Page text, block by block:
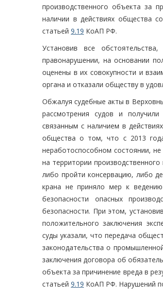
производственного объекта за
наличии в действиях общества
статьей 9.19 КоАП РФ.
Установив все
правонарушении, на основании
оценены в их совокупности и
органа и отказали обществу в
Обжалуя судебные акты в
рассмотрения судов и
связанным с наличием в
общества о том, что с 2013
неработоспособном состоянии,
на территории
либо пройти консервацию, либо
крана не приняло мер к
безопасности опасных
безопасности. При этом,
положительного заключения
суды указали, что передача
законодательства о
заключения договора об
объекта за причинение вреда в
статьей 9.19 КоАП РФ. Нарушений